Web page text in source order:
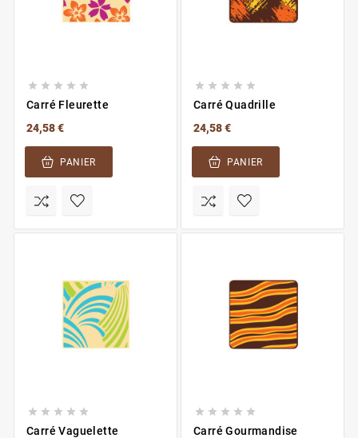
    
Carré Fleurette
24,58 €
PANIER
    
Carré Quadrille
24,58 €
PANIER
    
Carré Vaguelette
    
Carré Gourmandise